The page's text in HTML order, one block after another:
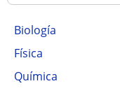
Biología
Física
Química